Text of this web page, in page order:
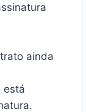
ainda
está